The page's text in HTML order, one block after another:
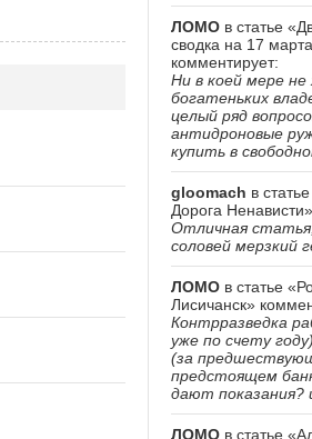
ЛОМО в статье
сводка на 17
комментирует:
Ни в коей мере
богатеньких
целый ряд
антидроновые
купить в
gloomach в
Дорога
Отличная
соловей мерзкий
ЛОМО в статье
Лисичанск»
Контрразведка
уже по счету
(за
предстоящем
дают показания?
ЛОМО в статье